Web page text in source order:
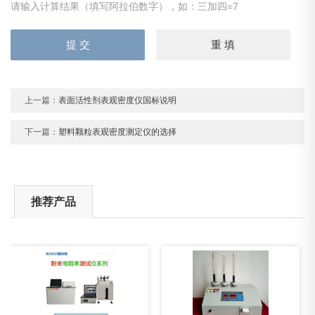
请输入计算结果（填写阿拉伯数字），如：三加四=7
上一篇：表面活性剂表观密度仪国标说明
下一篇：塑料颗粒表观密度测定仪的选择
推荐产品